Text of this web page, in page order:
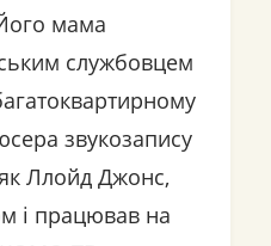
мама
службовцем
звукозапису
Ллойд Джонс,
і працював на